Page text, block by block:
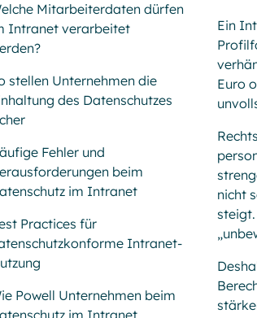
Mitarbeiterdaten dürfen
Intranet verarbeitet
stellen Unternehmen die
des Datenschutzes
Fehler und
beim
im Intranet
Practices für
Intranet-
Powell Unternehmen beim
im Intranet
Ein
Euro
nicht
steigt.